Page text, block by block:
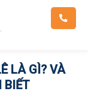
LÀ GÌ? VÀ
BIẾT